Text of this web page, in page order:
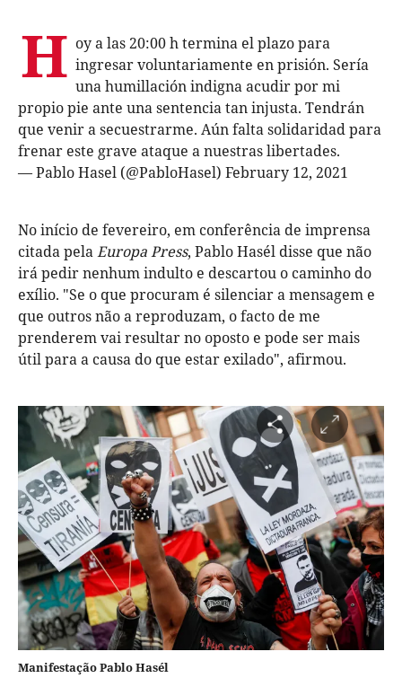
H oy a las 20:00 h termina el plazo para
ingresar voluntariamente en prisión. Sería
una humillación indigna acudir por mi
propio pie ante una sentencia tan injusta. Tendrán
que venir a secuestrarme. Aún falta solidaridad para
frenar este grave ataque a nuestras libertades.
— Pablo Hasel (@PabloHasel) February 12, 2021
No início de fevereiro, em conferência de imprensa
citada pelaEuropa Press, Pablo Hasél disse que não
irá pedir nenhum indulto e descartou o caminho do
exílio. "Se o que procuram é silenciar a mensagem e
que outros não a reproduzam, o facto de me
prenderem vai resultar no oposto e pode ser mais
útil para a causa do que estar exilado", afirmou.
Manifestação Pablo Hasél